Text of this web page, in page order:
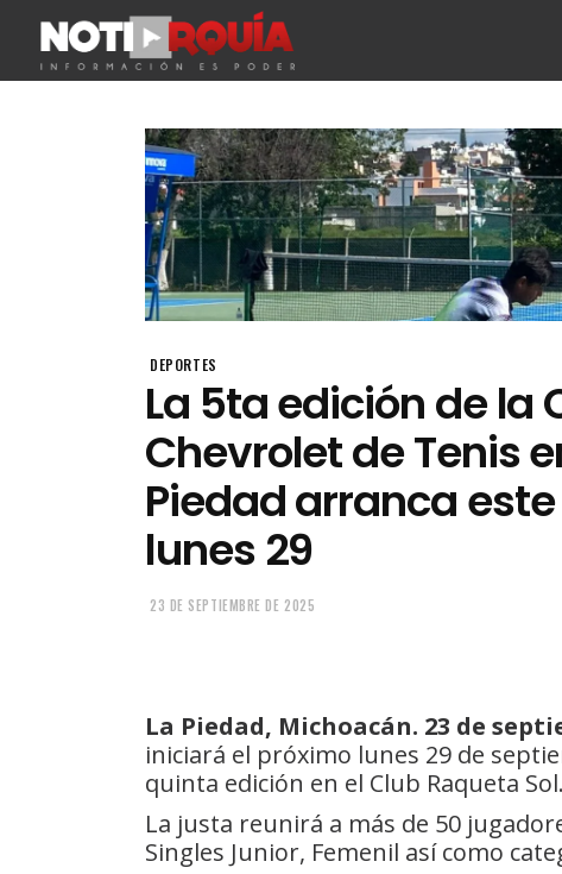
DEPORTES
La 5ta edición de la
Chevrolet de Tenis
Piedad arranca este
lunes 29
23 DE SEPTIEMBRE DE 2025
La Piedad, Michoacán. 23 de
iniciará el próximo lunes 29 de
quinta edición en el Club Raqueta Sol.
La justa reunirá a más de 50
Singles Junior, Femenil así como